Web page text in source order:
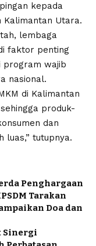
kepada
Kalimantan Utara.
lembaga
faktor penting
program wajib
nasional.
di Kalimantan
produk-
dan
luas,” tutupnya.
Penghargaan
Tarakan
Doa dan
Sinergi